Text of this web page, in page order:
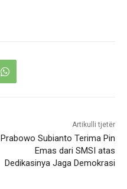
Artikulli tjetër
Prabowo Subianto Terima Pin
Emas dari SMSI atas
Dedikasinya Jaga Demokrasi